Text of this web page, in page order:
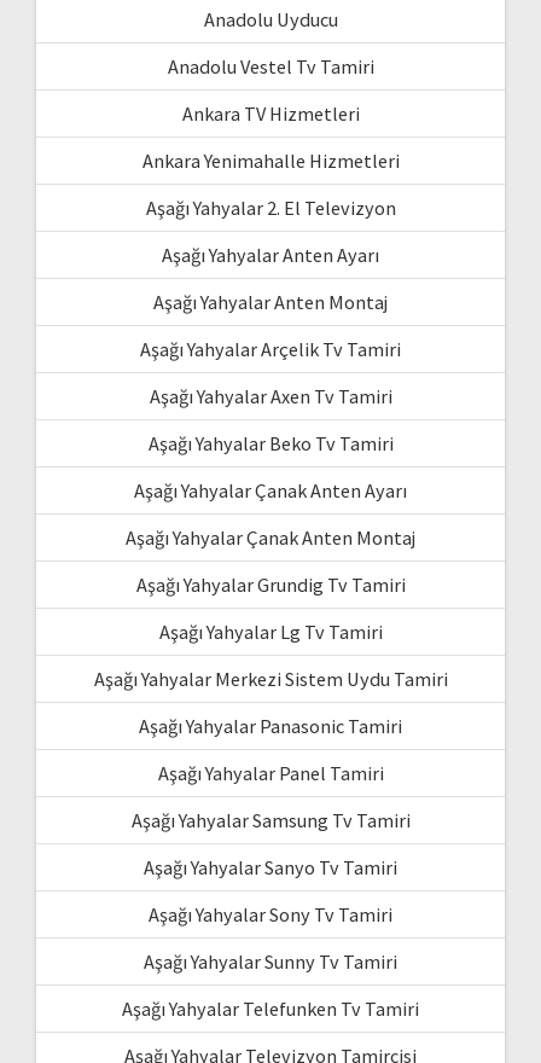
Anadolu Uyducu
Anadolu Vestel Tv Tamiri
Ankara TV Hizmetleri
Ankara Yenimahalle Hizmetleri
Aşağı Yahyalar 2. El Televizyon
Aşağı Yahyalar Anten Ayarı
Aşağı Yahyalar Anten Montaj
Aşağı Yahyalar Arçelik Tv Tamiri
Aşağı Yahyalar Axen Tv Tamiri
Aşağı Yahyalar Beko Tv Tamiri
Aşağı Yahyalar Çanak Anten Ayarı
Aşağı Yahyalar Çanak Anten Montaj
Aşağı Yahyalar Grundig Tv Tamiri
Aşağı Yahyalar Lg Tv Tamiri
Aşağı Yahyalar Merkezi Sistem Uydu Tamiri
Aşağı Yahyalar Panasonic Tamiri
Aşağı Yahyalar Panel Tamiri
Aşağı Yahyalar Samsung Tv Tamiri
Aşağı Yahyalar Sanyo Tv Tamiri
Aşağı Yahyalar Sony Tv Tamiri
Aşağı Yahyalar Sunny Tv Tamiri
Aşağı Yahyalar Telefunken Tv Tamiri
Aşağı Yahyalar Televizyon Tamircisi